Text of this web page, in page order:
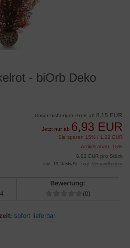
- biOrb Deko
Unser bisheriger Preis ab 8,15 EUR
Jetzt nur ab 6,93 EUR
Sie sparen 15% / 1,22 EUR
Artikelrabatt: 15%
6,93 EUR pro Stück
inkl. 19 % MwSt. zzgl. Versandkosten
Bewertung:
(0)
sofort lieferbar